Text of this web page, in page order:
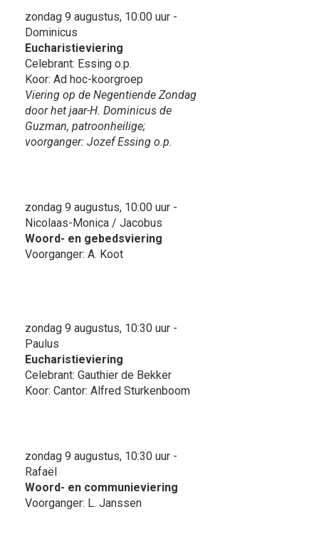
zondag 9 augustus, 10:00 uur -
Dominicus
Eucharistieviering
Celebrant: Essing o.p.
Koor: Ad hoc-koorgroep
Viering op de Negentiende Zondag
door het jaar-H. Dominicus de
Guzman, patroonheilige;
voorganger: Jozef Essing o.p.
zondag 9 augustus, 10:00 uur -
Nicolaas-Monica / Jacobus
Woord- en gebedsviering
Voorganger: A. Koot
zondag 9 augustus, 10:30 uur -
Paulus
Eucharistieviering
Celebrant: Gauthier de Bekker
Koor: Cantor: Alfred Sturkenboom
zondag 9 augustus, 10:30 uur -
Rafaël
Woord- en communieviering
Voorganger: L. Janssen